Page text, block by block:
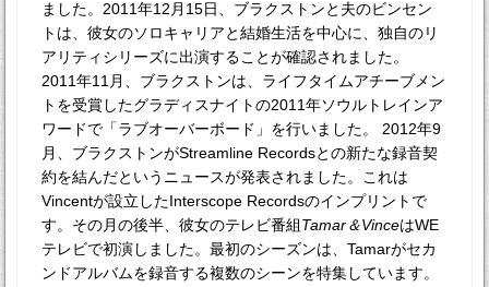
ました。2011年12月15日、ブラクストンと夫のビンセン
トは、彼女のソロキャリアと結婚生活を中心に、独自のリ
アリティシリーズに出演することが確認されました。
2011年11月、ブラクストンは、ライフタイムアチーブメン
トを受賞したグラディスナイトの2011年ソウルトレインア
ワードで「ラブオーバーボード」を行いました。 2012年9
月、ブラクストンがStreamline Recordsとの新たな録音契
約を結んだというニュースが発表されました。これは
Vincentが設立したInterscope Recordsのインプリントで
す。その月の後半、彼女のテレビ番組Tamar＆VinceはWE
テレビで初演しました。最初のシーズンは、Tamarがセカ
ンドアルバムを録音する複数のシーンを特集しています。